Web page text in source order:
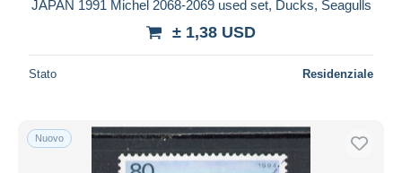
JAPAN 1991 Michel 2068-2069 used set, Ducks, Seagulls
± 1,38 USD
Stato Residenziale
Nuovo